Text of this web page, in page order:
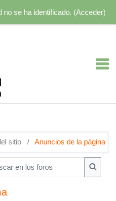
no se ha identificado. (Acceder)
sitio Anuncios de la página
en los foros